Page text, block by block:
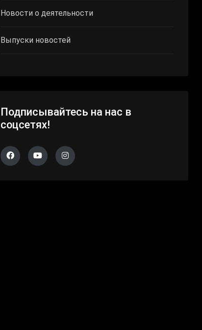
Новости о деятельности
Выпуски новостей
Подписывайтесь на нас в
соцсетях!